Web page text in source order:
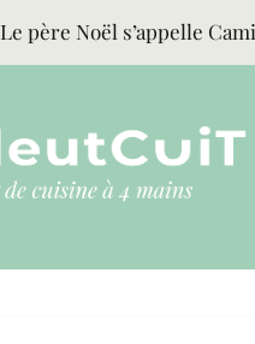
Le père Noël s’appelle